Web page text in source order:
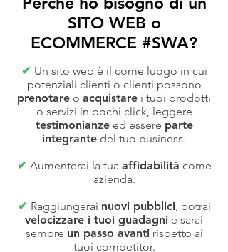
SITO WEB o
ECOMMERCE #SWA?
✔ Un sito web è il come luogo in cui
potenziali clienti o clienti possono
prenotare o acquistare i tuoi prodotti
o servizi in pochi click, leggere
testimonianzeed essere parte
integrante del tuo business.
✔ Aumenterai la tua affidabilità come
azienda.
✔ Raggiungerai nuovi pubblici, potrai
velocizzare i tuoi guadagni e sarai
sempre un passo avantirispetto ai
tuoi competitor.